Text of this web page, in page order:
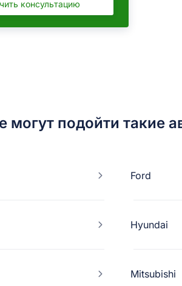
консультацию
могут подойти такие
Ford
Hyundai
Mitsubishi